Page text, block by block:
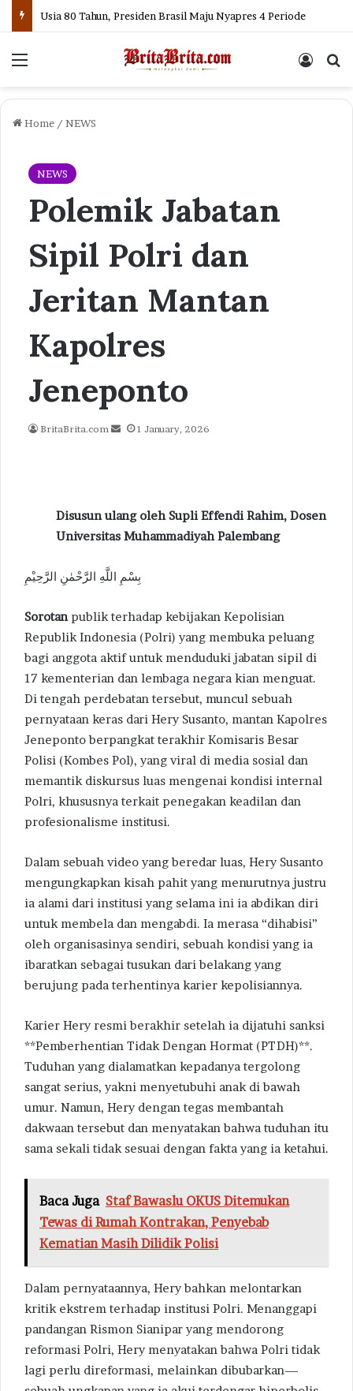
Usia 80 Tahun, Presiden Brasil Maju Nyapres 4 Periode
Menu Log In
Home / NEWS
NEWS
Polemik Jabatan
Sipil Polri dan
Jeritan Mantan
Kapolres
Jeneponto
BritaBrita.com
Send1 January, 2026
Disusun ulang oleh Supli Effendi Rahim, Dosen
Universitas Muhammadiyah Palembang
بِسْمِ اللَّهِ الرَّحْمٰنِ الرَّحِيْمِ
Sorotanpublik terhadap kebijakan Kepolisian
Republik Indonesia (Polri) yang membuka peluang
bagi anggota aktif untuk menduduki jabatan sipil di
17 kementerian dan lembaga negara kian menguat.
Di tengah perdebatan tersebut, muncul sebuah
pernyataan keras dari Hery Susanto, mantan Kapolres
Jeneponto berpangkat terakhir Komisaris Besar
Polisi (Kombes Pol), yang viral di media sosial dan
memantik diskursus luas mengenai kondisi internal
Polri, khususnya terkait penegakan keadilan dan
profesionalisme institusi.
Dalam sebuah video yang beredar luas, Hery Susanto
mengungkapkan kisah pahit yang menurutnya justru
ia alami dari institusi yang selama ini ia abdikan diri
untuk membela dan mengabdi. Ia merasa “dihabisi”
oleh organisasinya sendiri, sebuah kondisi yang ia
ibaratkan sebagai tusukan dari belakang yang
berujung pada terhentinya karier kepolisiannya.
Karier Hery resmi berakhir setelah ia dijatuhi sanksi
**Pemberhentian Tidak Dengan Hormat (PTDH)**.
Tuduhan yang dialamatkan kepadanya tergolong
sangat serius, yakni menyetubuhi anak di bawah
umur. Namun, Hery dengan tegas membantah
dakwaan tersebut dan menyatakan bahwa tuduhan itu
sama sekali tidak sesuai dengan fakta yang ia ketahui.
Baca Juga Staf Bawaslu OKUS Ditemukan
Tewas di Rumah Kontrakan, Penyebab
Kematian Masih Dilidik Polisi
Dalam pernyataannya, Hery bahkan melontarkan
kritik ekstrem terhadap institusi Polri. Menanggapi
pandangan Rismon Sianipar yang mendorong
reformasi Polri, Hery menyatakan bahwa Polri tidak
lagi perlu direformasi, melainkan dibubarkan—